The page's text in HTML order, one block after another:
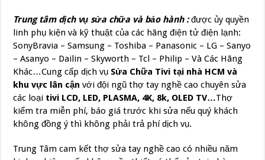
Trung tâm dịch vụ sửa chữa và bảo hành :được ủy quyền
linh phụ kiện và kỹ thuật của các hãng điện tử điện lạnh:
SonyBravia – Samsung – Toshiba – Panasonic – LG – Sanyo
– Asanyo – Dailin – Skyworth – Tcl – Philip – Và Các Hãng
Khác…Cung cấp dịch vụ Sửa Chữa Tivi tại nhà HCM và
khu vực lân cận với đội ngũ thợ tay nghề cao chuyên sửa
các loại tivi LCD, LED, PLASMA, 4K, 8k, OLED TV…Thợ
kiểm tra miễn phí, báo giá trước khi sửa nếu quý khách
không đồng ý thì không phải trả phí dịch vụ.
Trung Tâm cam kết thợ sửa tay nghề cao có nhiều năm